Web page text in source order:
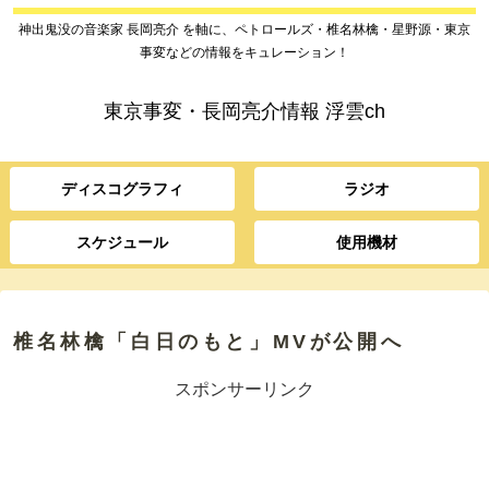
神出鬼没の音楽家 長岡亮介 を軸に、ペトロールズ・椎名林檎・星野源・東京
事変などの情報をキュレーション！
東京事変・長岡亮介情報 浮雲ch
ディスコグラフィ ラジオ
スケジュール 使用機材
椎名林檎「白日のもと」MVが公開へ
スポンサーリンク